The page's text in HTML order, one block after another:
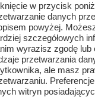
w przycisk
danych
powyżej.
szczegółowych
wyrazisz zgodę lub
przetwarzania
ale masz
witryn